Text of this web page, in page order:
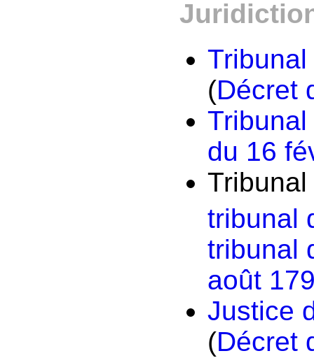
(Décret
du 16
tribunal
tribunal
août
Justice
(Décret